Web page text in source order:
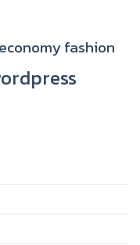
economyfashion